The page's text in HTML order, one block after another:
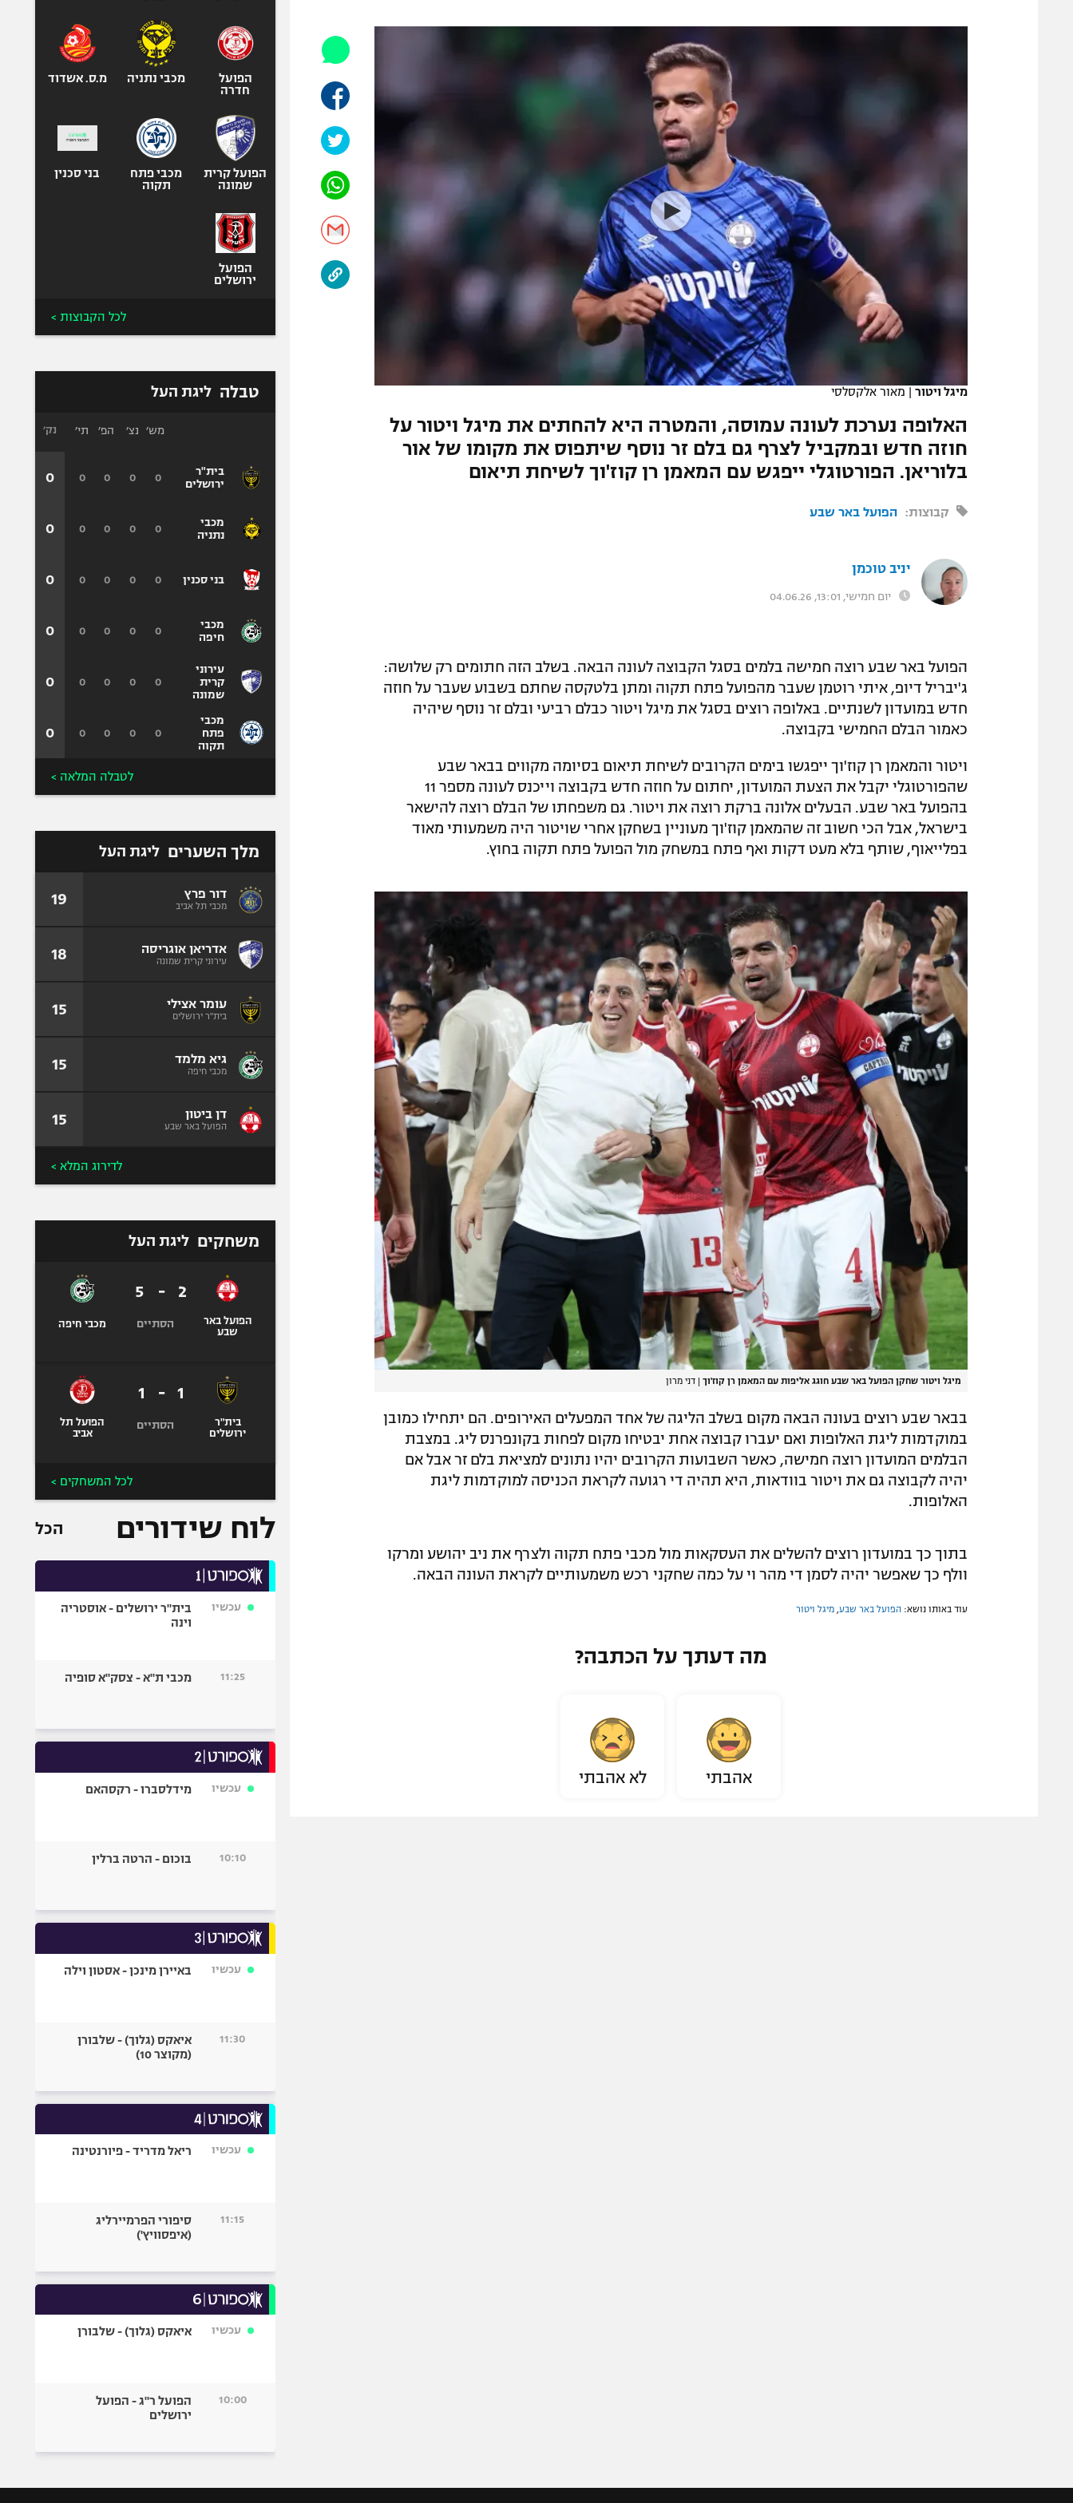
טניס
גיימינג E-Sports
מדיניות פרטיות
רשיון להקרנה פומבית לבית עסק
הצטרפות לחבילת הערוצים
לוח דרושים – ג'ובנט
הפועל תל אביב
הפועל חיפה
הפועל באר שבע
מכבי נתניה
בני יהודה
ליגה סינית
ליגה ברזילאית
אופניים
ספורט מוטורי
כדורמים
בייסבול MLB
ספורט אתגרי
אומנויות לחימה
מיגל ויטור | מאור אלקסלסי
האלופה נערכת לעונה עמוסה, והמטרה היא להחתים את מיגל ויטור על
חוזה חדש ובמקביל לצרף גם בלם זר נוסף שיתפוס את מקומו של אור
בלוריאן. הפורטוגלי ייפגש עם המאמן רן קוז'וך לשיחת תיאום
קבוצות: הפועל באר שבע
יניב טוכמן
יום חמישי, 13:01, 04.06.26
הפועל באר שבע רוצה חמישה בלמים בסגל הקבוצה לעונה הבאה. בשלב הזה חתומים רק שלושה:
ג'יבריל דיופ, איתי רוטמן שעבר מהפועל פתח תקוה ומתן בלטקסה שחתם בשבוע שעבר על חוזה
חדש במועדון לשנתיים. באלופה רוצים בסגל את מיגל ויטור כבלם רביעי ובלם זר נוסף שיהיה
כאמור הבלם החמישי בקבוצה.
ויטור והמאמן רן קוז'וך ייפגשו בימים הקרובים לשיחת תיאום בסיומה מקווים בבאר שבע
שהפורטוגלי יקבל את הצעת המועדון, יחתום על חוזה חדש בקבוצה וייכנס לעונה מספר 11
בהפועל באר שבע. הבעלים אלונה ברקת רוצה את ויטור. גם משפחתו של הבלם רוצה להישאר
בישראל, אבל הכי חשוב זה שהמאמן קוז'וך מעוניין בשחקן אחרי שויטור היה משמעותי מאוד
בפלייאוף, שותף בלא מעט דקות ואף פתח במשחק מול הפועל פתח תקוה בחוץ.
מיגל ויטור שחקן הפועל באר שבע חוגג אליפות עם המאמן רן קוז'וך דני מרון
בבאר שבע רוצים בעונה הבאה מקום בשלב הליגה של אחד המפעלים האירופים. הם יתחילו כמובן
במוקדמות ליגת האלופות ואם יעברו קבוצה אחת יבטיחו מקום לפחות בקונפרנס ליג. במצבת
הבלמים המועדון רוצה חמישה, כאשר השבועות הקרובים יהיו נתונים למציאת בלם זר אבל אם
יהיה לקבוצה גם את ויטור בוודאות, היא תהיה די רגועה לקראת הכניסה למוקדמות ליגת
האלופות.
בתוך כך במועדון רוצים להשלים את העסקאות מול מכבי פתח תקוה ולצרף את ניב יהושע ומרקו
וולף כך שאפשר יהיה לסמן די מהר וי על כמה שחקני רכש משמעותיים לקראת העונה הבאה.
עוד באותו נושא: הפועל באר שבע, מיגל ויטור
מה דעתך על הכתבה?
אהבתי לא אהבתי
הפועל
חדרה
מכבי נתניה מ.ס. אשדוד
הפועל קרית
שמונה
מכבי פתח
תקוה
בני סכנין
הפועל
ירושלים
לכל הקבוצות >
טבלה ליגת העל
בית"ר
ירושלים
מכבי
נתניה
בני סכנין
מכבי
חיפה
עירוני
קרית
שמונה
מכבי
פתח
תקוה
מש׳ נצ׳ הפ׳ תי׳
0
0
0
0
0
0
0
0
0
0
0
0
0
0
0
0
0
0
0
0
0
0
0
0
נק׳
0
0
0
0
0
0
לטבלה המלאה >
מלך השערים ליגת העל
דור פרץ
מכבי תל אביב 19
אדריאן אוגריסה
עירוני קרית שמונה 18
עומר אצילי
בית"ר ירושלים 15
גיא מלמד
מכבי חיפה 15
דן ביטון
הפועל באר שבע 15
לדירוג המלא >
משחקים ליגת העל
הפועל באר
שבע
2
-
5
הסתיים מכבי חיפה
בית"ר
ירושלים
1
-
1
הסתיים
הפועל תל
אביב
לכל המשחקים >
לוח שידורים הכל
עכשיו
בית"ר ירושלים - אוסטריה
וינה
11:25 מכבי ת"א - צסק"א סופיה
עכשיו מידלסברו - רקסהאם
10:10 בוכום - הרטה ברלין
עכשיו באיירן מינכן - אסטון וילה
11:30
איאקס (גלוך) - שלבורן
(מקוצר 10)
עכשיו ריאל מדריד - פיורנטינה
11:15
סיפורי הפרמיירליג
(איפסוויץ')
עכשיו איאקס (גלוך) - שלבורן
10:00
הפועל ר"ג - הפועל
ירושלים